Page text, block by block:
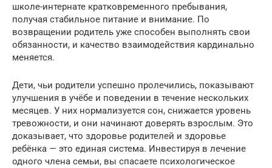
школе-интернате кратковременного пребывания,
получая стабильное питание и внимание. По
возвращении родитель уже способен выполнять свои
обязанности, и качество взаимодействия кардинально
меняется.
Дети, чьи родители успешно пролечились, показывают
улучшения в учёбе и поведении в течение нескольких
месяцев. У них нормализуется сон, снижается уровень
тревожности, и они начинают доверять взрослым. Это
доказывает, что здоровье родителей и здоровье
ребёнка — это единая система. Инвестируя в лечение
одного члена семьи, вы спасаете психологическое